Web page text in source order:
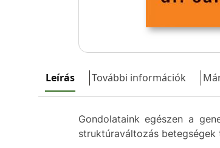
Leírás További információk
Gondolataink egészen a
struktúraváltozás